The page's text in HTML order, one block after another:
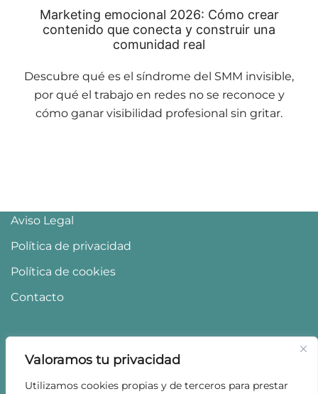
Valoramos tu privacidad
Utilizamos cookies propias y de terceros para prestar
Marketing emocional 2026: Cómo crear
contenido que conecta y construir una
comunidad real
Descubre qué es el síndrome del SMM invisible,
por qué el trabajo en redes no se reconoce y
cómo ganar visibilidad profesional sin gritar.
Aviso Legal
Política de privacidad
Política de cookies
Contacto